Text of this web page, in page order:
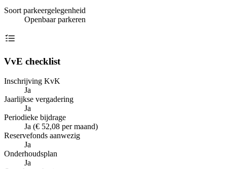
Soort parkeergelegenheid
Openbaar parkeren
VvE checklist
Inschrijving KvK
Ja
Jaarlijkse vergadering
Ja
Periodieke bijdrage
Ja (€ 52,08 per maand)
Reservefonds aanwezig
Ja
Onderhoudsplan
Ja